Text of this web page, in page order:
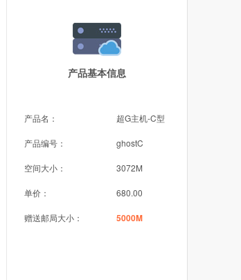
产品基本信息
产品名： 超G主机-C型
产品编号： ghostC
空间大小： 3072M
单价： 680.00
赠送邮局大小： 5000M